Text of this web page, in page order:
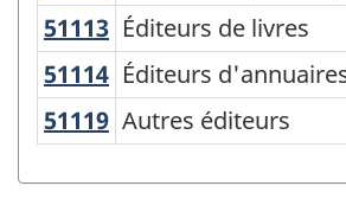
SCIAN
2007
-
Industries
de
51113 Éditeurs de livres
Éditeurs de livres
51114 Éditeurs
Éditeurs
51119 Autres éditeurs
Autres éditeurs